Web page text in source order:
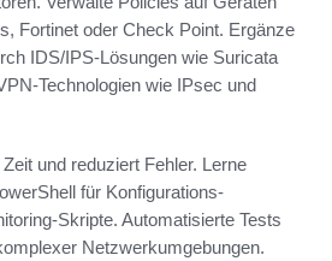
Fortinet oder Check Point. Ergänze
IDS/IPS-Lösungen wie Suricata
Technologien wie IPsec und
und reduziert Fehler. Lerne
für Konfigurations-
Skripte. Automatisierte Tests
Netzwerkumgebungen.